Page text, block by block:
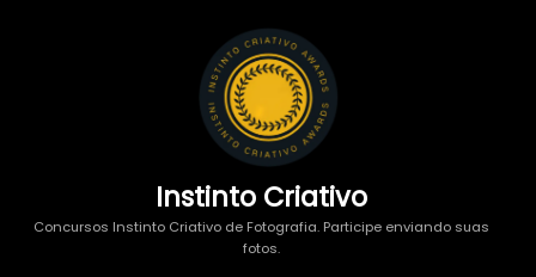
Instinto Criativo
Concursos Instinto Criativo de Fotografia. Participe enviando suas
fotos.